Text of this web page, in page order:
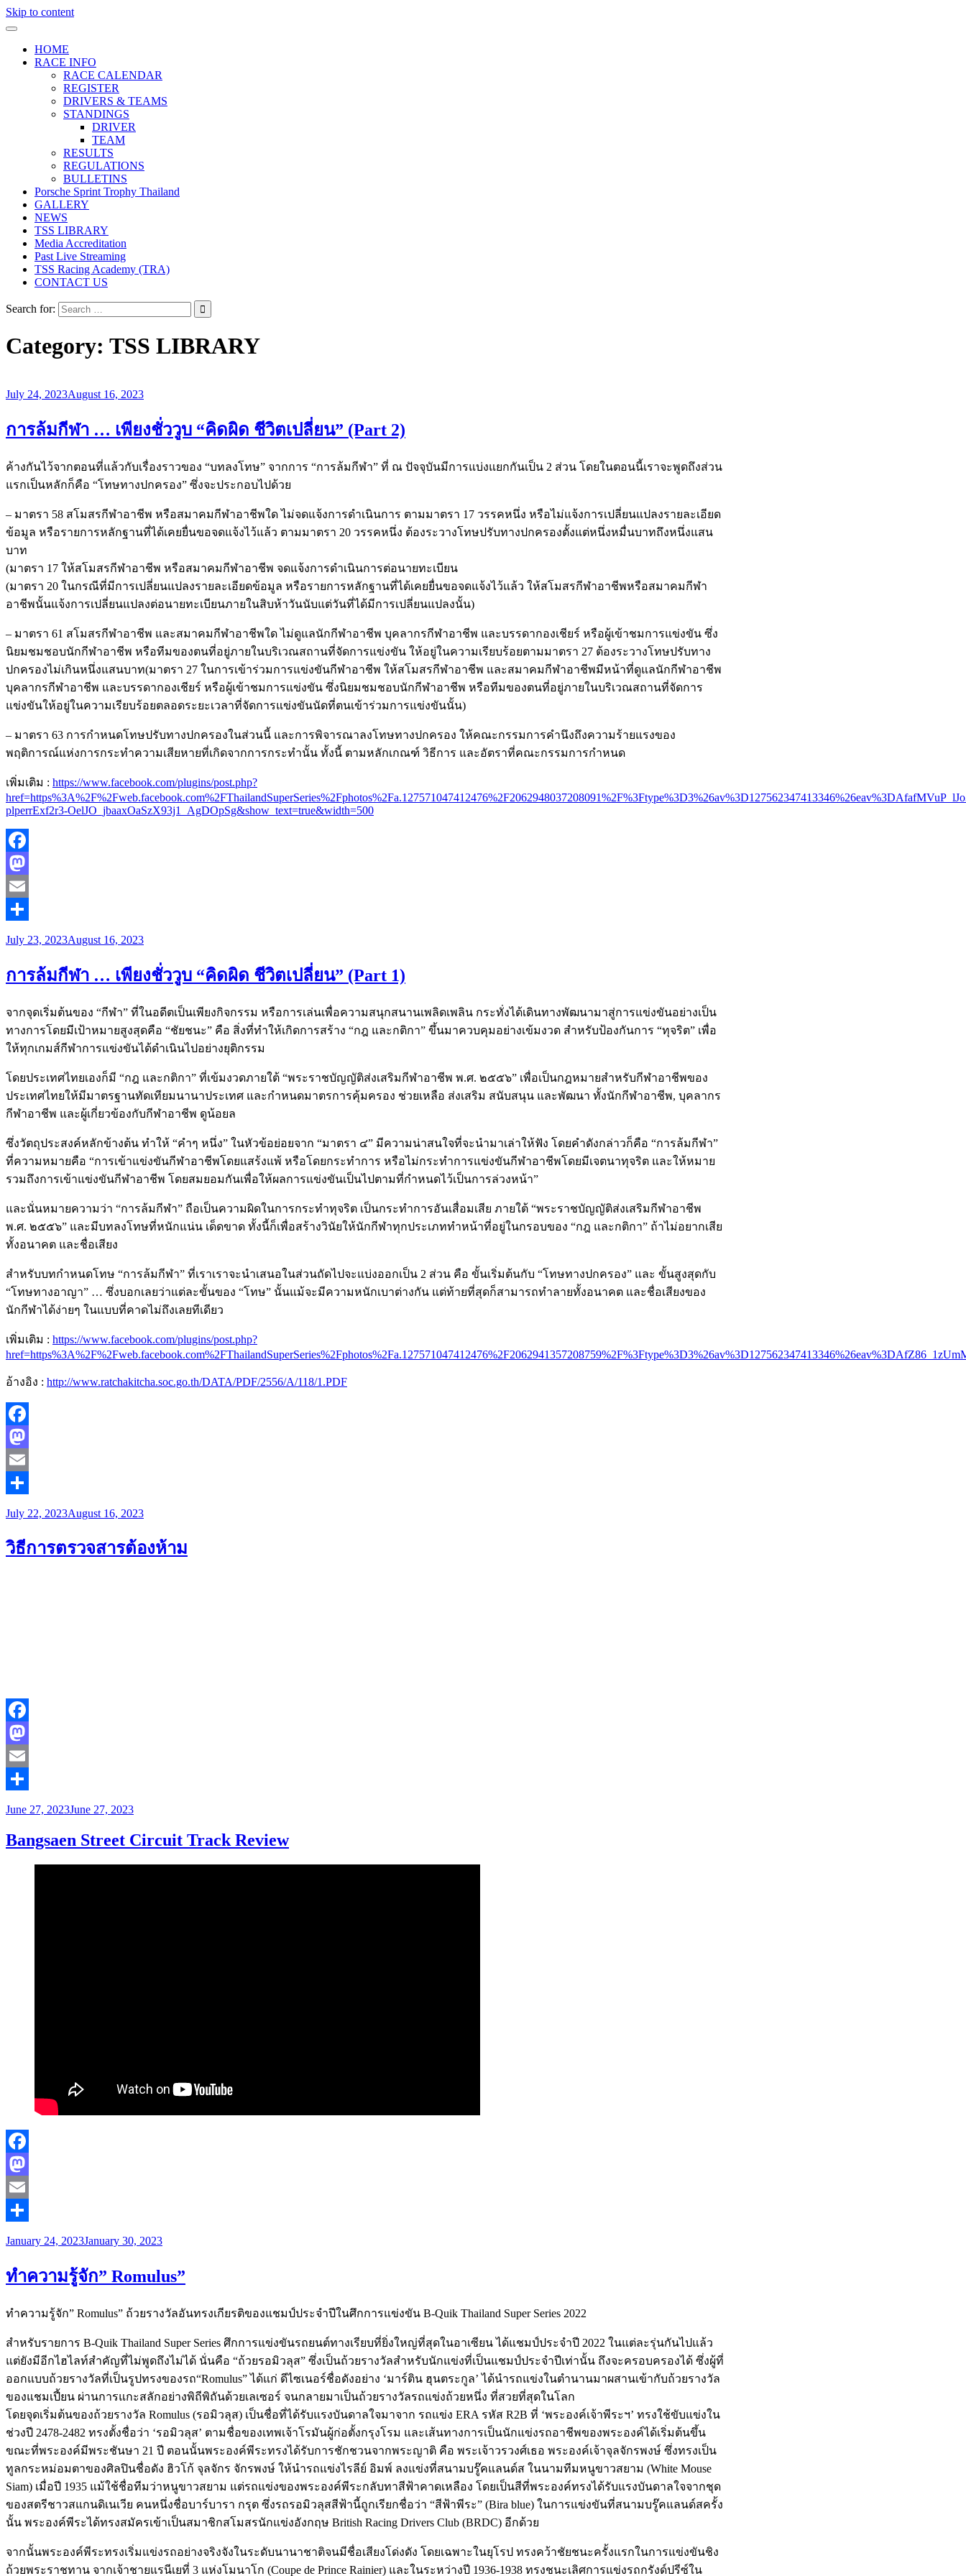
Skip to content
HOME
RACE INFO
RACE CALENDAR
REGISTER
DRIVERS & TEAMS
STANDINGS
DRIVER
TEAM
RESULTS
REGULATIONS
BULLETINS
Porsche Sprint Trophy Thailand
GALLERY
NEWS
TSS LIBRARY
Media Accreditation
Past Live Streaming
TSS Racing Academy (TRA)
CONTACT US
Search for:
Category: TSS LIBRARY
July 24, 2023August 16, 2023
การล้มกีฬา … เพียงชั่ววูบ “คิดผิด ชีวิตเปลี่ยน” (Part 2)
ค้างกันไว้จากตอนที่แล้วกับเรื่องราวของ “บทลงโทษ” จากการ “การล้มกีฬา” ที่ ณ ปัจจุบันมีการแบ่งแยกกันเป็น 2 ส่วน โดยในตอนนี้เราจะพูดถึงส่วน
แรกเป็นหลักก็คือ “โทษทางปกครอง” ซึ่งจะประกอบไปด้วย
– มาตรา 58 สโมสรกีฬาอาชีพ หรือสมาคมกีฬาอาชีพใด ไม่จดแจ้งการดําเนินการ ตามมาตรา 17 วรรคหนึ่ง หรือไม่แจ้งการเปลี่ยนแปลงรายละเอียด
ข้อมูล หรือรายการหลักฐานที่ได้เคยยื่นขอจดแจ้งไว้แล้ว ตามมาตรา 20 วรรคหนึ่ง ต้องระวางโทษปรับทางปกครองตั้งแต่หนึ่งหมื่นบาทถึงหนึ่งแสน
บาท
(มาตรา 17 ให้สโมสรกีฬาอาชีพ หรือสมาคมกีฬาอาชีพ จดแจ้งการดําเนินการต่อนายทะเบียน
(มาตรา 20 ในกรณีที่มีการเปลี่ยนแปลงรายละเอียดข้อมูล หรือรายการหลักฐานที่ได้เคยยื่นขอจดแจ้งไว้แล้ว ให้สโมสรกีฬาอาชีพหรือสมาคมกีฬา
อาชีพนั้นแจ้งการเปลี่ยนแปลงต่อนายทะเบียนภายในสิบห้าวันนับแต่วันที่ได้มีการเปลี่ยนแปลงนั้น)
– มาตรา 61 สโมสรกีฬาอาชีพ และสมาคมกีฬาอาชีพใด ไม่ดูแลนักกีฬาอาชีพ บุคลากรกีฬาอาชีพ และบรรดากองเชียร์ หรือผู้เข้าชมการแข่งขัน ซึ่ง
นิยมชมชอบนักกีฬาอาชีพ หรือทีมของตนที่อยู่ภายในบริเวณสถานที่จัดการแข่งขัน ให้อยู่ในความเรียบร้อยตามมาตรา 27 ต้องระวางโทษปรับทาง
ปกครองไม่เกินหนึ่งแสนบาท(มาตรา 27 ในการเข้าร่วมการแข่งขันกีฬาอาชีพ ให้สโมสรกีฬาอาชีพ และสมาคมกีฬาอาชีพมีหน้าที่ดูแลนักกีฬาอาชีพ
บุคลากรกีฬาอาชีพ และบรรดากองเชียร์ หรือผู้เข้าชมการแข่งขัน ซึ่งนิยมชมชอบนักกีฬาอาชีพ หรือทีมของตนที่อยู่ภายในบริเวณสถานที่จัดการ
แข่งขันให้อยู่ในความเรียบร้อยตลอดระยะเวลาที่จัดการแข่งขันนัดที่ตนเข้าร่วมการแข่งขันนั้น)
– มาตรา 63 การกําหนดโทษปรับทางปกครองในส่วนนี้ และการพิจารณาลงโทษทางปกครอง ให้คณะกรรมการคํานึงถึงความร้ายแรงของ
พฤติการณ์แห่งการกระทําความเสียหายที่เกิดจากการกระทํานั้น ทั้งนี้ ตามหลักเกณฑ์ วิธีการ และอัตราที่คณะกรรมการกําหนด
เพิ่มเติม : https://www.facebook.com/plugins/post.php?
plperrExf2r3-OelJO_jbaaxOaSzX93j1_AgDOpSg&show_text=true&width=500
Facebook
Mastodon
Email
July 23, 2023August 16, 2023
การล้มกีฬา … เพียงชั่ววูบ “คิดผิด ชีวิตเปลี่ยน” (Part 1)
จากจุดเริ่มต้นของ “กีฬา” ที่ในอดีตเป็นเพียงกิจกรรม หรือการเล่นเพื่อความสนุกสนานเพลิดเพลิน กระทั่งได้เดินทางพัฒนามาสู่การแข่งขันอย่างเป็น
ทางการโดยมีเป้าหมายสูงสุดคือ “ชัยชนะ” คือ สิ่งที่ทำให้เกิดการสร้าง “กฎ และกติกา” ขึ้นมาควบคุมอย่างเข้มงวด สำหรับป้องกันการ “ทุจริต” เพื่อ
ให้ทุกเกมส์กีฬาการแข่งขันได้ดำเนินไปอย่างยุติกรรม
โดยประเทศไทยเองก็มี “กฎ และกติกา” ที่เข้มงวดภายใต้ “พระราชบัญญัติส่งเสริมกีฬาอาชีพ พ.ศ. ๒๕๕๖” เพื่อเป็นกฎหมายสำหรับกีฬาอาชีพของ
ประเทศไทยให้มีมาตรฐานทัดเทียมนานาประเทศ และกำหนดมาตรการคุ้มครอง ช่วยเหลือ ส่งเสริม สนับสนุน และพัฒนา ทั้งนักกีฬาอาชีพ, บุคลากร
กีฬาอาชีพ และผู้เกี่ยวข้องกับกีฬาอาชีพ ดูน้อยล
ซึ่งวัตถุประสงค์หลักข้างต้น ทำให้ “คำๆ หนึ่ง” ในหัวข้อย่อยจาก “มาตรา ๔” มีความน่าสนใจที่จะนำมาเล่าให้ฟัง โดยคำดังกล่าวก็คือ “การล้มกีฬา”
ที่ความหมายคือ “การเข้าแข่งขันกีฬาอาชีพโดยแสร้งแพ้ หรือโดยกระทําการ หรือไม่กระทําการแข่งขันกีฬาอาชีพโดยมีเจตนาทุจริต และให้หมาย
รวมถึงการเข้าแข่งขันกีฬาอาชีพ โดยสมยอมกันเพื่อให้ผลการแข่งขันเป็นไปตามที่กําหนดไว้เป็นการล่วงหน้า”
และนั่นหมายความว่า “การล้มกีฬา” ถือเป็นความผิดในการกระทำทุจริต เป็นกระทำการอันเสื่อมเสีย ภายใต้ “พระราชบัญญัติส่งเสริมกีฬาอาชีพ
พ.ศ. ๒๕๕๖” และมีบทลงโทษที่หนักแน่น เด็ดขาด ทั้งนี้ก็เพื่อสร้างวินัยให้นักกีฬาทุกประเภททำหน้าที่อยู่ในกรอบของ “กฎ และกติกา” ถ้าไม่อยากเสีย
ทั้งอนาคต และชื่อเสียง
สำหรับบทกำหนดโทษ “การล้มกีฬา” ที่เราเราจะนำเสนอในส่วนถัดไปจะแบ่งออกเป็น 2 ส่วน คือ ขั้นเริ่มต้นกับ “โทษทางปกครอง” และ ขั้นสูงสุดกับ
“โทษทางอาญา” … ซึ่งบอกเลยว่าแต่ละขั้นของ “โทษ” นั้นแม้จะมีความหนักเบาต่างกัน แต่ท้ายที่สุดก็สามารถทำลายทั้งอนาคต และชื่อเสียงของ
นักกีฬาได้ง่ายๆ ในแบบที่คาดไม่ถึงเลยทีเดียว
เพิ่มเติม : https://www.facebook.com/plugins/post.php?
อ้างอิง : http://www.ratchakitcha.soc.go.th/DATA/PDF/2556/A/118/1.PDF
Facebook
Mastodon
Email
July 22, 2023August 16, 2023
วิธีการตรวจสารต้องห้าม
Facebook
Mastodon
Email
June 27, 2023June 27, 2023
Bangsaen Street Circuit Track Review
Facebook
Mastodon
Email
January 24, 2023January 30, 2023
ทำความรู้จัก” Romulus”
ทำความรู้จัก” Romulus” ถ้วยรางวัลอันทรงเกียรติของแชมป์ประจำปีในศึกการแข่งขัน B-Quik Thailand Super Series 2022
สำหรับรายการ B-Quik Thailand Super Series ศึกการแข่งขันรถยนต์ทางเรียบที่ยิ่งใหญ่ที่สุดในอาเซียน ได้แชมป์ประจำปี 2022 ในแต่ละรุ่นกันไปแล้ว
แต่ยังมีอีกไฮไลท์สำคัญที่ไม่พูดถึงไม่ได้ นั่นคือ “ถ้วยรอมิวลุส” ซึ่งเป็นถ้วยรางวัลสำหรับนักแข่งที่เป็นแชมป์ประจำปีเท่านั้น ถึงจะครอบครองได้ ซึ่งผู้ที่
ออกแบบถ้วยรางวัลที่เป็นรูปทรงของรถ“Romulus” ได้แก่ ดีไซเนอร์ชื่อดังอย่าง ‘มาร์ติน ฮุนตระกูล’ ได้นำรถแข่งในตำนานมาผสานเข้ากับถ้วยรางวัล
ของแชมเปี้ยน ผ่านการแกะสลักอย่างพิถีพิถันด้วยเลเซอร์ จนกลายมาเป็นถ้วยรางวัลรถแข่งถ้วยหนึ่ง ที่สวยที่สุดในโลก
โดยจุดเริ่มต้นของถ้วยรางวัล Romulus (รอมิวลุส) เป็นชื่อที่ได้รับแรงบันดาลใจมาจาก รถแข่ง ERA รหัส R2B ที่ ‘พระองค์เจ้าพีระฯ’ ทรงใช้ขับแข่งใน
ช่วงปี 2478-2482 ทรงตั้งชื่อว่า ‘รอมิวลุส’ ตามชื่อของเทพเจ้าโรมันผู้ก่อตั้งกรุงโรม และเส้นทางการเป็นนักแข่งรถอาชีพของพระองค์ได้เริ่มต้นขึ้น
ขณะที่พระองค์มีพระชันษา 21 ปี ตอนนั้นพระองค์พีระทรงได้รับการชักชวนจากพระญาติ คือ พระเจ้าวรวงศ์เธอ พระองค์เจ้าจุลจักรพงษ์ ซึ่งทรงเป็น
ทูลกระหม่อมตาของศิลปินชื่อดัง ฮิวโก้ จุลจักร จักรพงษ์ ให้นำรถแข่งไรลีย์ อิมพ์ ลงแข่งที่สนามบรู๊คแลนด์ส ในนามทีมหนูขาวสยาม (White Mouse
Siam) เมื่อปี 1935 แม้ใช้ชื่อทีมว่าหนูขาวสยาม แต่รถแข่งของพระองค์พีระกลับทาสีฟ้าคาดเหลือง โดยเป็นสีที่พระองค์ทรงได้รับแรงบันดาลใจจากชุด
ของสตรีชาวสแกนดิเนเวีย คนหนึ่งชื่อบาร์บารา กรุต ซึ่งรถรอมิวลุสสีฟ้านี้ถูกเรียกชื่อว่า “สีฟ้าพีระ” (Bira blue) ในการแข่งขันที่สนามบรู๊คแลนด์สครั้ง
นั้น พระองค์พีระได้ทรงสมัครเข้าเป็นสมาชิกสโมสรนักแข่งอังกฤษ British Racing Drivers Club (BRDC) อีกด้วย
จากนั้นพระองค์พีระทรงเริ่มแข่งรถอย่างจริงจังในระดับนานาชาติจนมีชื่อเสียงโด่งดัง โดยเฉพาะในยุโรป ทรงคว้าชัยชนะครั้งแรกในการแข่งขันชิง
ถ้วยพระราชทาน จากเจ้าชายแรนีเยที่ 3 แห่งโมนาโก (Coupe de Prince Rainier) และในระหว่างปี 1936-1938 ทรงชนะเลิศการแข่งรถกรังด์ปรีซ์ใน